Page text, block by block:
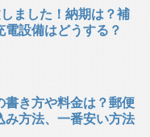
ました！納期は？補
設備はどうする？
書き方や料金は？郵便
み方法、一番安い方法